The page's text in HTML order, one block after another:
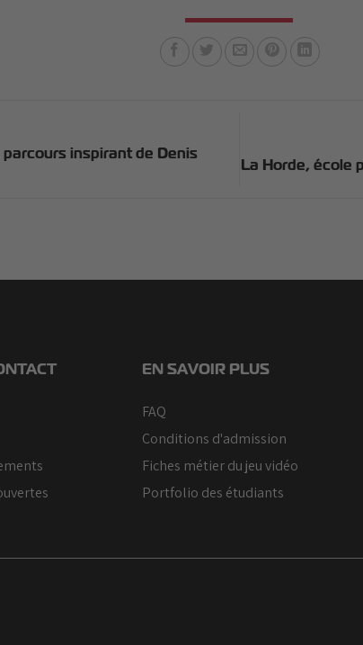
inspirant de Denis
La Horde, école
EN SAVOIR PLUS
FAQ
Conditions d'admission
Fiches métier du jeu vidéo
Portfolio des étudiants